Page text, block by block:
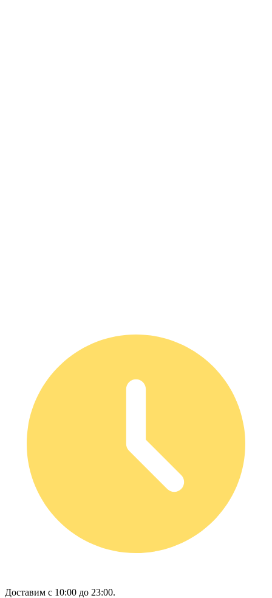
Доставим с 10:00 до 23:00.